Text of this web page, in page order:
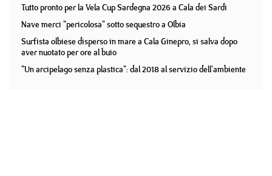
Tutto pronto per la Vela Cup Sardegna 2026 a Cala dei Sardi
Nave merci "pericolosa" sotto sequestro a Olbia
Surfista olbiese disperso in mare a Cala Ginepro, si salva dopo
aver nuotato per ore al buio
"Un arcipelago senza plastica": dal 2018 al servizio dell'ambiente